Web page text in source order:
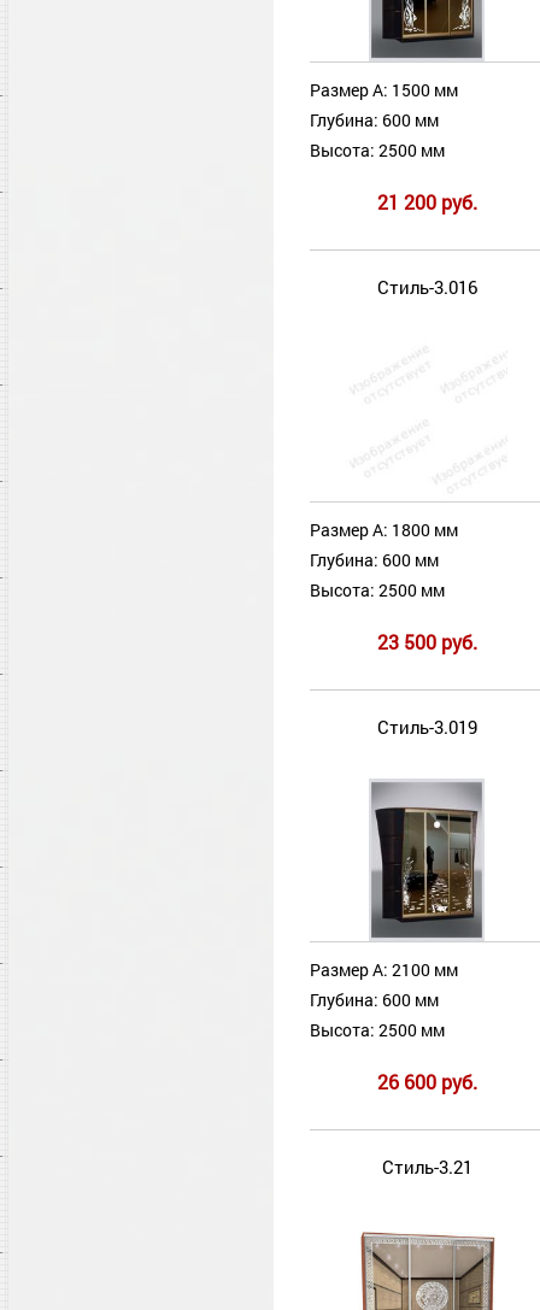
Размер А: 1500 мм
Глубина: 600 мм
Высота: 2500 мм
21 200 руб.
Стиль-3.016
Размер А: 1800 мм
Глубина: 600 мм
Высота: 2500 мм
23 500 руб.
Стиль-3.019
Размер А: 2100 мм
Глубина: 600 мм
Высота: 2500 мм
26 600 руб.
Стиль-3.21